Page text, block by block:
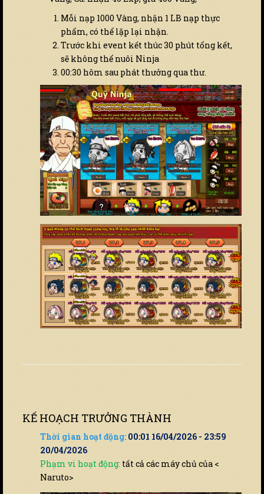
Mỗi nạp 1000 Vàng, nhận 1 LB nạp thực
phẩm, có thể lặp lại nhận.
Trước khi event kết thúc 30 phút tổng kết,
sẽ không thể nuôi Ninja
00:30 hôm sau phát thưởng qua thư.
KẾ HOẠCH TRƯỞNG THÀNH
Thời gian hoạt động: 00:01 16/04/2026 - 23:59
20/04/2026
Phạm vi hoạt động: tất cả các máy chủ của <
Naruto>